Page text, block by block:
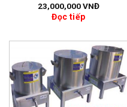
23,000,000VNĐ
Đọc tiếp